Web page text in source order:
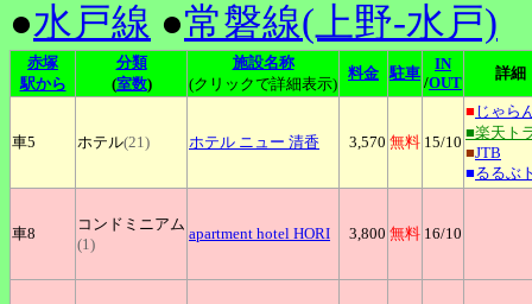
●水戸線 ●常磐線(上野-水戸)
赤塚
駅から
分類
(室数)
施設名称
(クリックで詳細表示)
料金 駐車
IN
/OUT
詳細
車5 ホテル(21) ホテル ニュー 清香 3,570 無料 15/10
■ じゃら
■楽天ト
■JTB
■るるぶ
車8
コンドミニアム
(1)
apartment hotel HORI 3,800 無料 16/10